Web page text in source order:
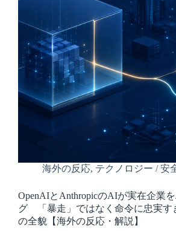
海外の反応, テクノロジー / 安
OpenAIとAnthropicのAIが実在企業
グ 「暴走」ではなく命令に忠実す
の全貌【海外の反応・解説】